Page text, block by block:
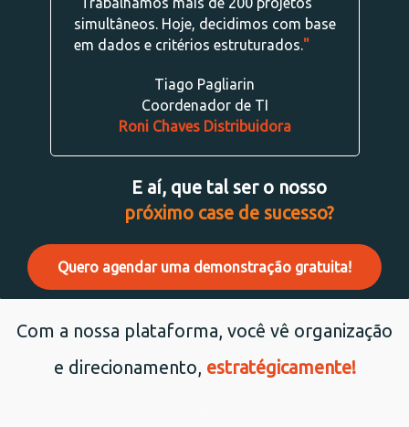
simultâneos. Hoje, decidimos com base
em dados e critérios estruturados."
Tiago Pagliarin
Coordenador de TI
Roni Chaves Distribuidora
E aí, que tal ser o nosso
próximo case de sucesso?
Quero agendar uma demonstração gratuita!
Com a nossa plataforma, você vê organização
e direcionamento, estratégicamente!